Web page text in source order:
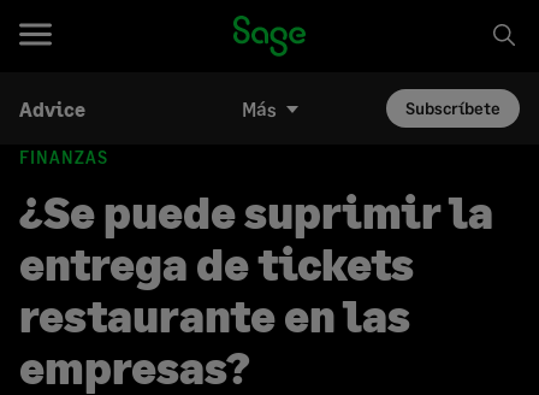
Advice Más Subscríbete
FINANZAS
¿Se puede suprimir la
entrega de tickets
restaurante en las
empresas?